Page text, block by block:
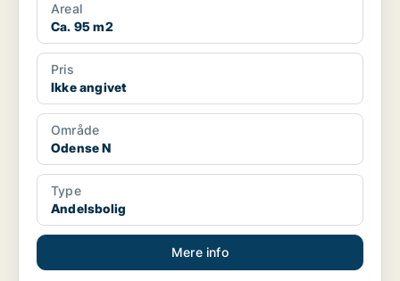
Areal
Ca. 95 m2
Pris
Ikke angivet
Område
Odense N
Type
Andelsbolig
Mere info